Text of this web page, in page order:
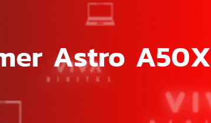
Astro A50X